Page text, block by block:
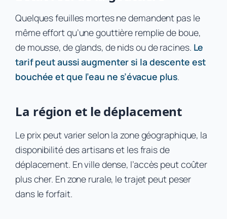
Quelques feuilles mortes ne demandent pas le
même effort qu’une gouttière remplie de boue,
de mousse, de glands, de nids ou de racines. Le
tarif peut aussi augmenter si la descente est
bouchée et que l’eau ne s’évacue plus.
La région et le déplacement
Le prix peut varier selon la zone géographique, la
disponibilité des artisans et les frais de
déplacement. En ville dense, l’accès peut coûter
plus cher. En zone rurale, le trajet peut peser
dans le forfait.